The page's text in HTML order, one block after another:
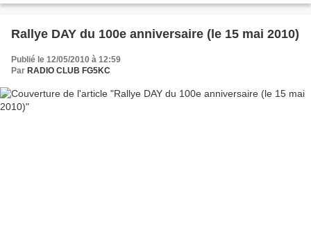
Rallye DAY du 100e anniversaire (le 15 mai 2010)
Publié le 12/05/2010 à 12:59
Par RADIO CLUB FG5KC